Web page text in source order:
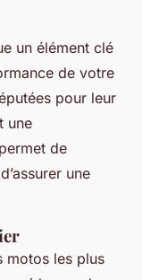
un élément clé
de votre
pour leur
une
de
une
motos les plus